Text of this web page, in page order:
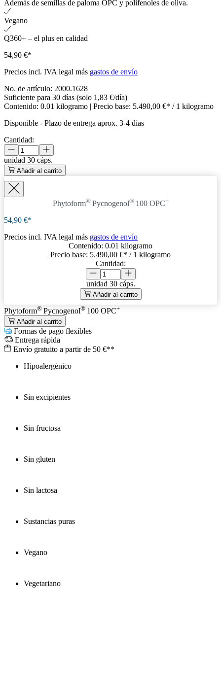
Además de semillas de paloma OPC y polifenoles de oliva.
Vegano
Q360+ – el plus en calidad
54,90 €*
Precios incl. IVA legal más gastos de envío
No. de artículo: 2000.1628
Suficiente para 30 días (solo 1,83 €/día)
Contenido: 0.01 kilogramo | Precio base: 5.490,00 €* / 1 kilogramo
Disponible - Plazo de entrega aprox. 3-4 días
Cantidad:
unidad 30 cáps.
Añadir al carrito
Phytoform® Pycnogenol® 100 OPC+
54,90 €*
Precios incl. IVA legal más gastos de envío
Contenido: 0.01 kilogramo
Precio base: 5.490,00 €* / 1 kilogramo
Cantidad:
unidad 30 cáps.
Añadir al carrito
Phytoform® Pycnogenol® 100 OPC+
Añadir al carrito
Formas de pago flexibles
Entrega rápida
Envío gratuito a partir de 50 €**
Hipoalergénico
Sin excipientes
Sin fructosa
Sin gluten
Sin lactosa
Sustancias puras
Vegano
Vegetariano